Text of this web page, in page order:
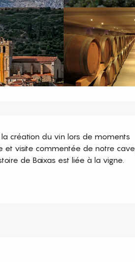
création du vin lors de moments
et visite commentée de notre cave,
de Baixas est liée à la vigne.